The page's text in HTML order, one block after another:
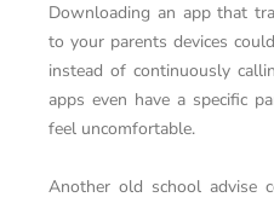
Downloading an app that
to your parents devices
instead of continuously
apps even have a specific
feel uncomfortable.
Another old school advise